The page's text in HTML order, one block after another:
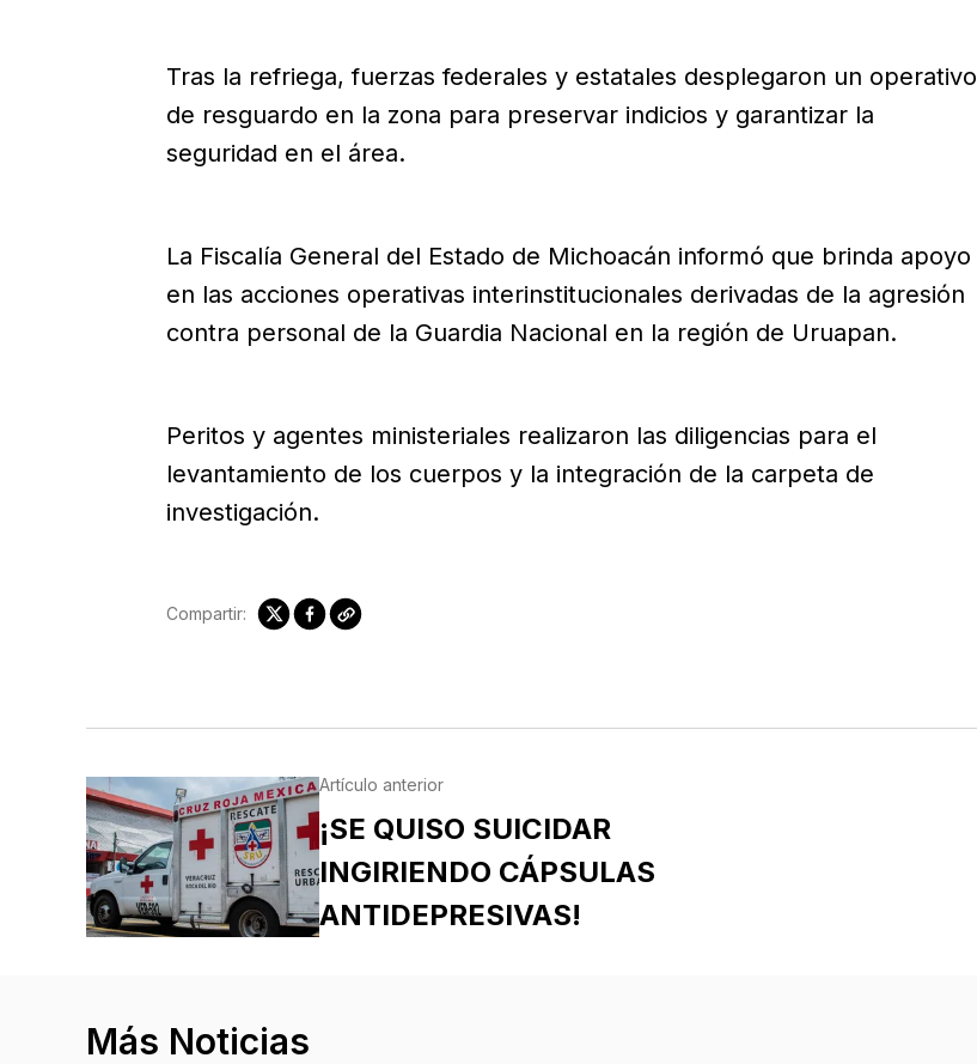
Tras la refriega, fuerzas federales y estatales desplegaron un operativo
de resguardo en la zona para preservar indicios y garantizar la
seguridad en el área.
La Fiscalía General del Estado de Michoacán informó que brinda apoyo
en las acciones operativas interinstitucionales derivadas de la agresión
contra personal de la Guardia Nacional en la región de Uruapan.
Peritos y agentes ministeriales realizaron las diligencias para el
levantamiento de los cuerpos y la integración de la carpeta de
investigación.
Compartir:
Artículo anterior
¡SE QUISO SUICIDAR
INGIRIENDO CÁPSULAS
ANTIDEPRESIVAS!
Más Noticias